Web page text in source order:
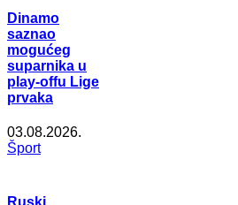
Dinamo
saznao
mogućeg
suparnika u
play-offu Lige
prvaka
03.08.2026.
Šport
Ruski